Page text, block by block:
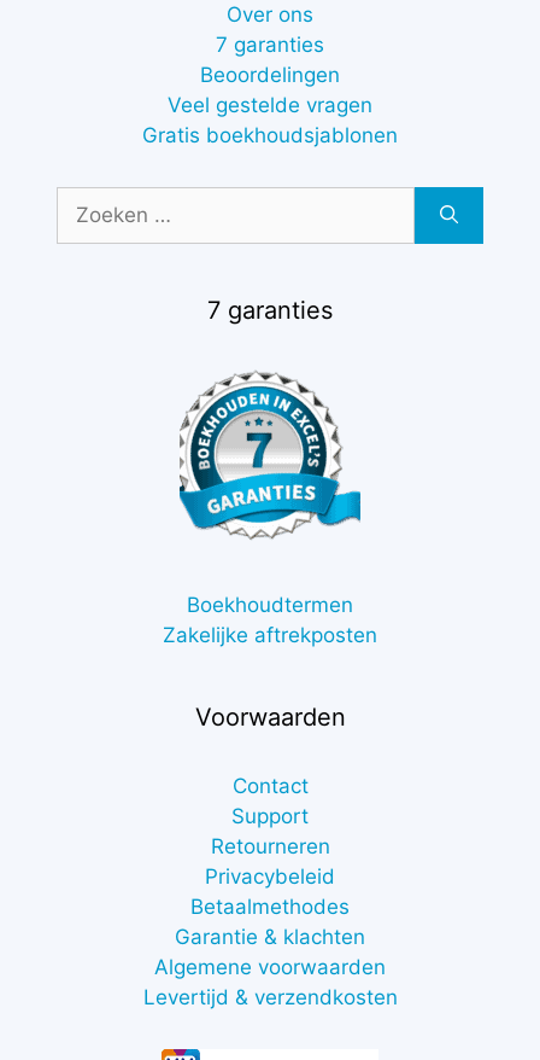
Over ons
7 garanties
Beoordelingen
Veel gestelde vragen
Gratis boekhoudsjablonen
naar:
7 garanties
Boekhoudtermen
Zakelijke aftrekposten
Voorwaarden
Contact
Support
Retourneren
Privacybeleid
Betaalmethodes
Garantie & klachten
Algemene voorwaarden
Levertijd & verzendkosten